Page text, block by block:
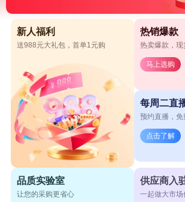
新人福利
送988元大礼包，首单1元购
热销爆款
热卖爆款，现
马上选购
每周二直
预约直播，免
点击了解
品质实验室
让您的采购更省心
供应商入
一起做大市场